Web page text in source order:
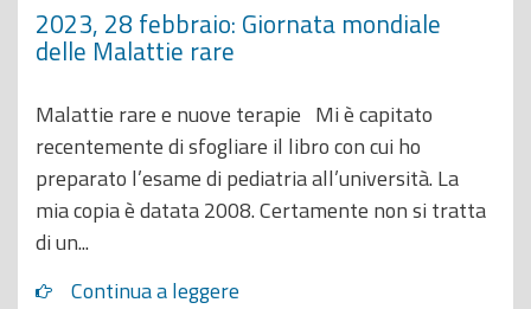
2023, 28 febbraio: Giornata mondiale
delle Malattie rare
Malattie rare e nuove terapie Mi è capitato
recentemente di sfogliare il libro con cui ho
preparato l’esame di pediatria all’università. La
mia copia è datata 2008. Certamente non si tratta
di un...
Continua a leggere